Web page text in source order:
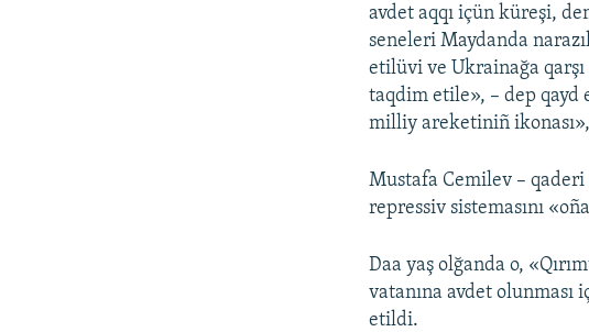
avdet aqqı içün küreşi,
seneleri Maydanda
etilüvi ve Ukrainağa
taqdim etile», – dep qayd
milliy areketiniñ
Mustafa Cemilev – qaderi
repressiv sistemasını
Daa yaş olğanda o,
vatanına avdet olunması
etildi.